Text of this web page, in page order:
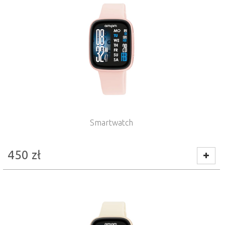
Smartwatch
450 zł